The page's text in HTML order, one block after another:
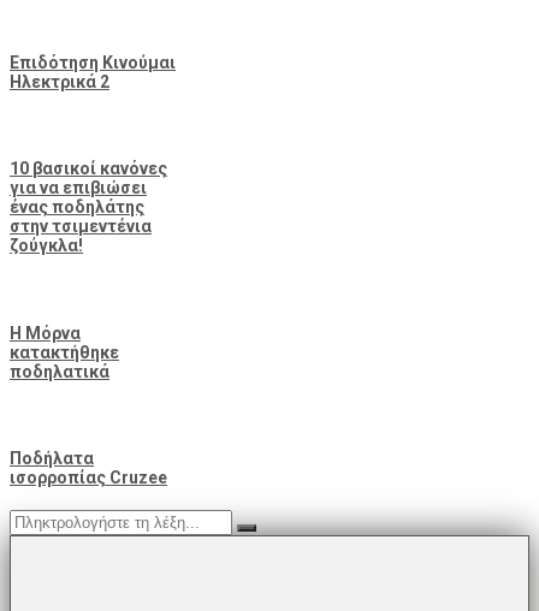
Επιδότηση Κινούμαι
Ηλεκτρικά 2
10 βασικοί κανόνες
για να επιβιώσει
ένας ποδηλάτης
στην τσιμεντένια
ζούγκλα!
Η Μόρνα
κατακτήθηκε
ποδηλατικά
Ποδήλατα
ισορροπίας Cruzee